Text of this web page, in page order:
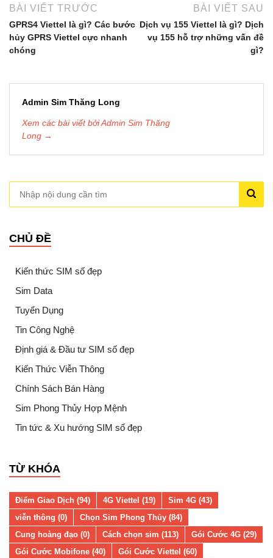
BÀI VIẾT TRƯỚC
GPRS4 Viettel là gì? Các bước
hủy GPRS Viettel cực nhanh
chóng
BÀI VIẾT SAU
Dịch vụ 155 Viettel là gì? Dịch
vụ 155 hỗ trợ những vấn đề
gì?
Admin Sim Thăng Long
Xem các bài viết bởi Admin Sim Thăng
Long →
CHỦ ĐỀ
Kiến thức SIM số đẹp
Sim Data
Tuyển Dụng
Tin Công Nghệ
Định giá & Đầu tư SIM số đẹp
Kiến Thức Viễn Thông
Chính Sách Bán Hàng
Sim Phong Thủy Hợp Mệnh
Tin tức & Xu hướng SIM số đẹp
TỪ KHÓA
Điểm Giao Dịch (94) 4G Viettel (19)
Sim 4G (43)
viễn thông (0)
Chọn Sim Phong Thủy (84)
Cung hoàng đạo (0)
Cách chọn sim (113)
Gói Cước 4G (29)
Gói Cước Mobifone (40)
Gói Cước Viettel (60)